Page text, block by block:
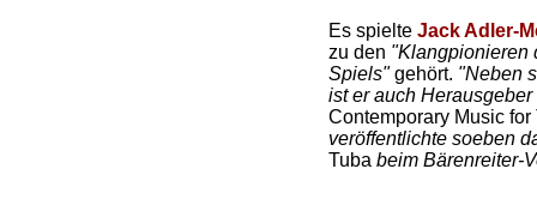
Es spielte Jack Adler-
zu den "Klangpionieren
Spiels"gehört. "Neben
ist er auch
Contemporary Music
veröffentlichte soeben
Tuba beim Bärenreiter-